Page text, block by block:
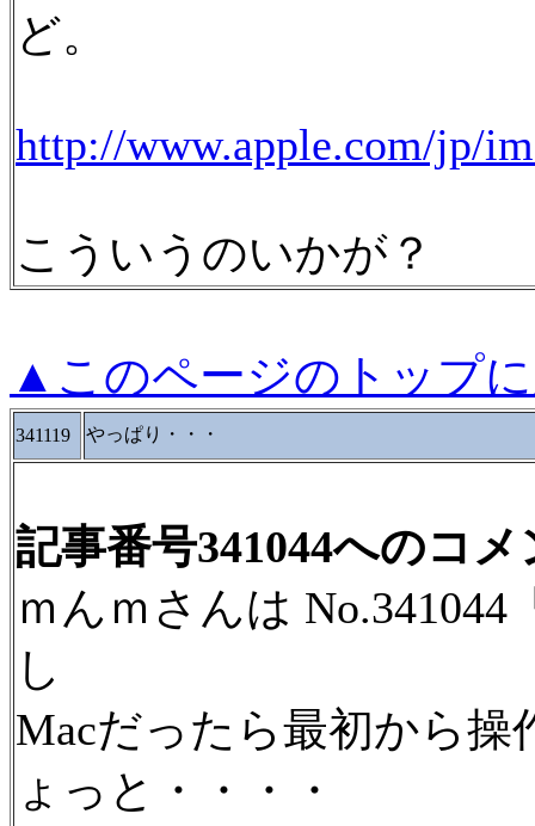
ど。
http://www.apple.com/jp/
こういうのいかが？
▲このページのトップ
341119 やっぱり・・・
記事番号341044へのコメ
ｍんｍさんは
し
Macだったら最初から
ょっと・・・・